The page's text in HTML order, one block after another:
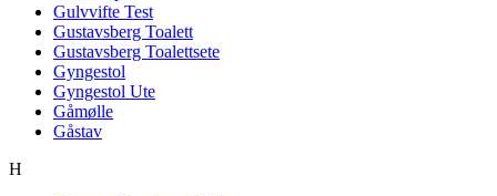
Gulvvifte Test
Gustavsberg Toalett
Gustavsberg Toalettsete
Gyngestol
Gyngestol Ute
Gåmølle
Gåstav
H